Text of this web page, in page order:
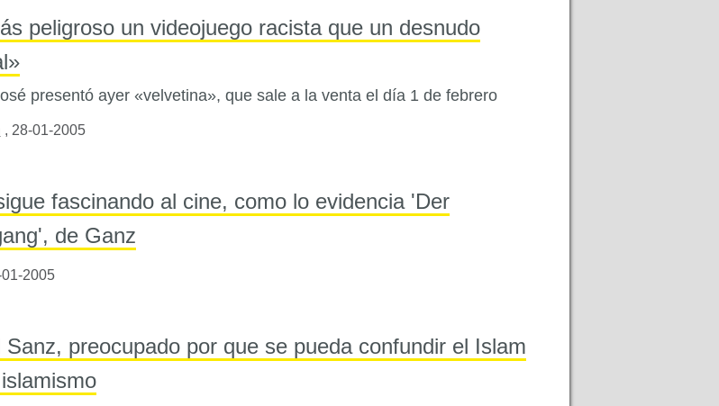
peligroso un videojuego racista que un desnudo
presentó ayer «velvetina», que sale a la venta el día 1 de febrero
, 28-01-2005
fascinando al cine, como lo evidencia 'Der
de Ganz
2005
Sanz, preocupado por que se pueda confundir el Islam